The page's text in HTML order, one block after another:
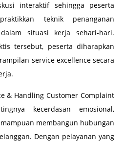
interaktif sehingga peserta
teknik penanganan
situasi kerja sehari-hari.
tersebut, peserta diharapkan
service excellence secara
& Handling Customer Complaint
kecerdasan emosional,
membangun hubungan
Dengan pelayanan yang